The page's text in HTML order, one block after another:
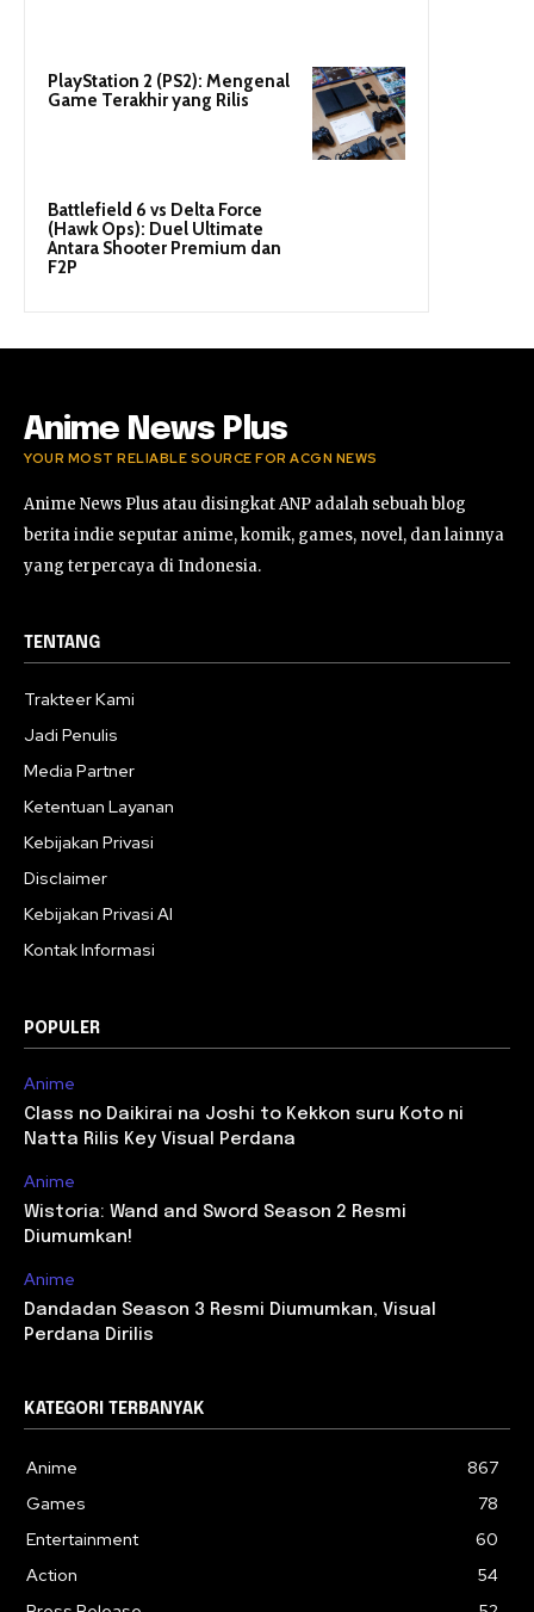
PlayStation 2 (PS2): Mengenal
Game Terakhir yang Rilis
Battlefield 6 vs Delta Force
(Hawk Ops): Duel Ultimate
Antara Shooter Premium dan
F2P
Anime News Plus
YOUR MOST RELIABLE SOURCE FOR ACGN NEWS
Anime News Plus atau disingkat ANP adalah sebuah blog
berita indie seputar anime, komik, games, novel, dan lainnya
yang terpercaya di Indonesia.
TENTANG
Trakteer Kami
Jadi Penulis
Media Partner
Ketentuan Layanan
Kebijakan Privasi
Disclaimer
Kebijakan Privasi AI
Kontak Informasi
POPULER
Anime
Class no Daikirai na Joshi to Kekkon suru Koto ni
Natta Rilis Key Visual Perdana
Anime
Wistoria: Wand and Sword Season 2 Resmi
Diumumkan!
Anime
Dandadan Season 3 Resmi Diumumkan, Visual
Perdana Dirilis
KATEGORI TERBANYAK
Anime
867
Games
78
Entertainment
60
Action
54